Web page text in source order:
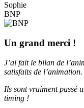
Sophie
BNP
Un grand merci !
J’ai fait le bilan de
satisfaits de l’animation.
Ils sont vraiment passé
timing !